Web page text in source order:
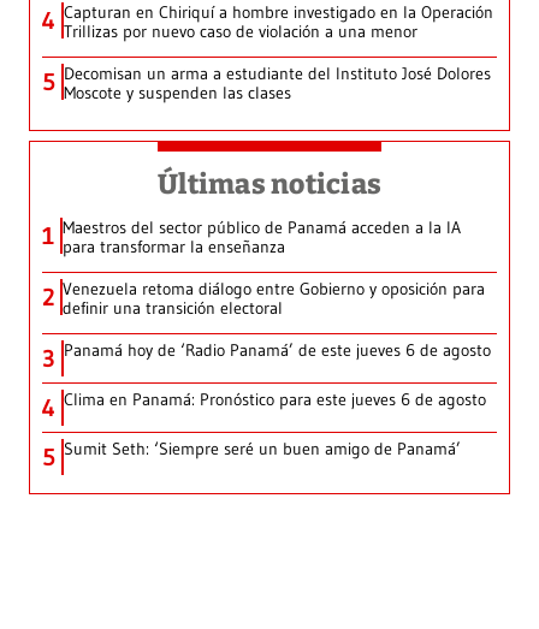
4 Capturan en Chiriquí a hombre investigado en la Operación
Trillizas por nuevo caso de violación a una menor
5 Decomisan un arma a estudiante del Instituto José Dolores
Moscote y suspenden las clases
Últimas noticias
1 Maestros del sector público de Panamá acceden a la IA
para transformar la enseñanza
2 Venezuela retoma diálogo entre Gobierno y oposición para
definir una transición electoral
3 Panamá hoy de ‘Radio Panamá’ de este jueves 6 de agosto
4 Clima en Panamá: Pronóstico para este jueves 6 de agosto
5 Sumit Seth: ‘Siempre seré un buen amigo de Panamá’